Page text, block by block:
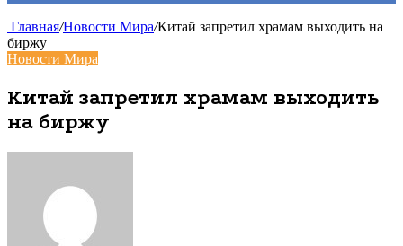
Главная/Новости Мира/Китай запретил храмам выходить на
биржу
Новости Мира
Китай запретил храмам выходить
на биржу